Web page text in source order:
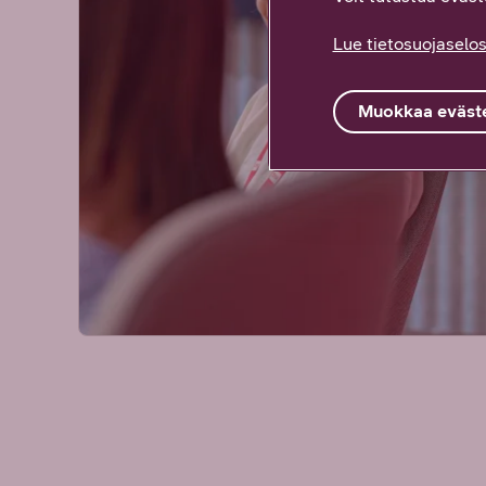
Lue
Muokkaa